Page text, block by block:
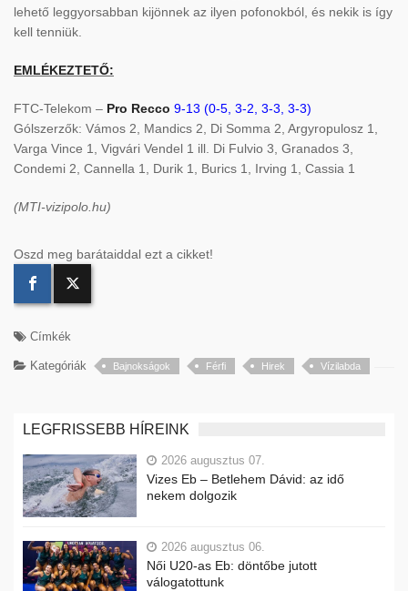
lehető leggyorsabban kijönnek az ilyen pofonokból, és nekik is így
kell tenniük.
EMLÉKEZTETŐ:
FTC-Telekom – Pro Recco 9-13 (0-5, 3-2, 3-3, 3-3)
Gólszerzők: Vámos 2, Mandics 2, Di Somma 2, Argyropulosz 1,
Varga Vince 1, Vigvári Vendel 1 ill. Di Fulvio 3, Granados 3,
Condemi 2, Cannella 1, Durik 1, Burics 1, Irving 1, Cassia 1
(MTI-vizipolo.hu)
Oszd meg barátaiddal ezt a cikket!
Címkék
Kategóriák Bajnokságok Férfi Hirek Vízilabda
LEGFRISSEBB HÍREINK
2026 augusztus 07.
Vizes Eb – Betlehem Dávid: az idő
nekem dolgozik
2026 augusztus 06.
Női U20-as Eb: döntőbe jutott
válogatottunk